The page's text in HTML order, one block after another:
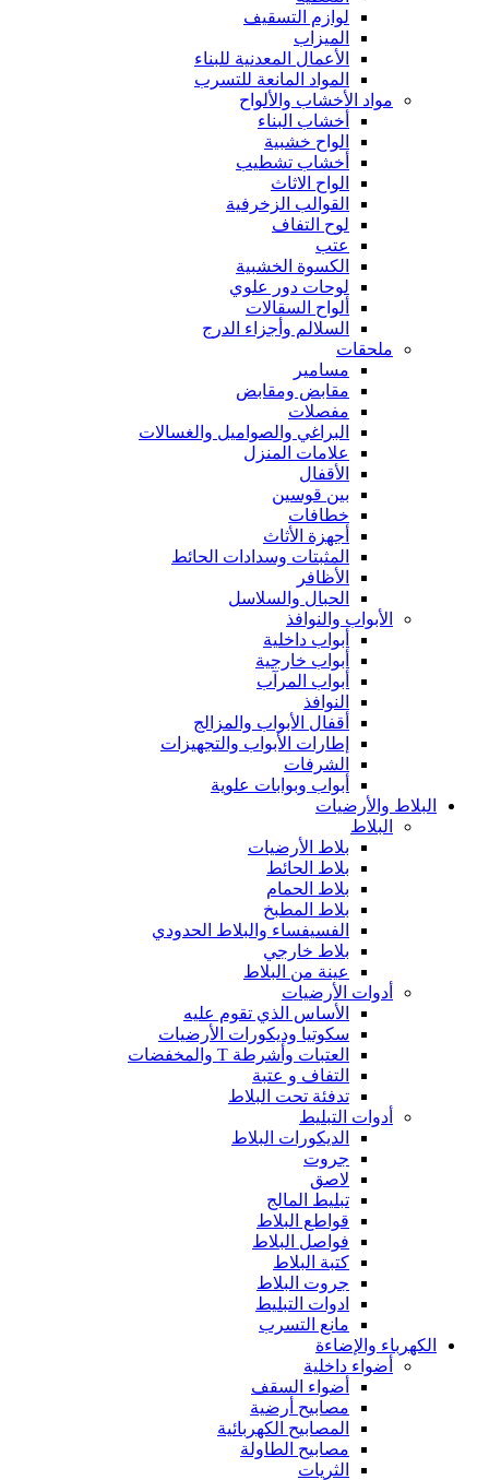
لوازم التسقيف
الميزاب
الأعمال المعدنية للبناء
المواد المانعة للتسرب
مواد الأخشاب والألواح
أخشاب البناء
الواح خشبية
أخشاب تشطيب
الواح الاثاث
القوالب الزخرفية
لوح التفاف
عتب
الكسوة الخشبية
لوحات دور علوي
ألواح السقالات
السلالم وأجزاء الدرج
ملحقات
مسامير
مقابض ومقابض
مفصلات
البراغي والصواميل والغسالات
علامات المنزل
الأقفال
بين قوسين
خطافات
أجهزة الأثاث
المثبتات وسدادات الحائط
الأظافر
الحبال والسلاسل
الأبواب والنوافذ
أبواب داخلية
أبواب خارجية
أبواب المرآب
النوافذ
أقفال الأبواب والمزالج
إطارات الأبواب والتجهيزات
الشرفات
أبواب وبوابات علوية
البلاط والأرضيات
البلاط
بلاط الأرضيات
بلاط الحائط
بلاط الحمام
بلاط المطبخ
الفسيفساء والبلاط الحدودي
بلاط خارجي
عينة من البلاط
أدوات الأرضيات
الأساس الذي تقوم عليه
سكوتيا وديكورات الأرضيات
العتبات وأشرطة T والمخفضات
التفاف و عتبة
تدفئة تحت البلاط
أدوات التبليط
الديكورات البلاط
جروت
لاصق
تبليط المالج
قواطع البلاط
فواصل البلاط
كتبة البلاط
جروت البلاط
ادوات التبليط
مانع التسرب
الكهرباء والإضاءة
أضواء داخلية
أضواء السقف
مصابيح أرضية
المصابيح الكهربائية
مصابيح الطاولة
الثريات